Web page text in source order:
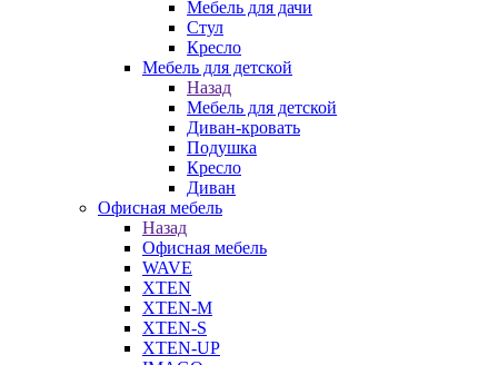
Мебель для дачи
Стул
Кресло
Мебель для детской
Назад
Мебель для детской
Диван-кровать
Подушка
Кресло
Диван
Офисная мебель
Назад
Офисная мебель
WAVE
XTEN
XTEN-M
XTEN-S
XTEN-UP